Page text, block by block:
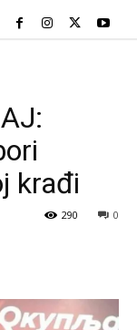
krađi
0
290